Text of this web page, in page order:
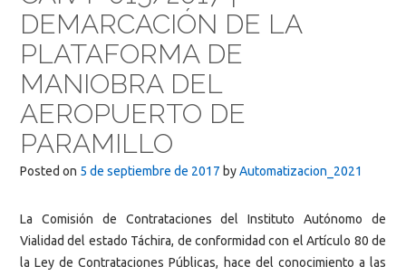
DEMARCACIÓN DE LA
PLATAFORMA DE
MANIOBRA DEL
AEROPUERTO DE
PARAMILLO
Posted on 5 de septiembre de 2017 byAutomatizacion_2021
La Comisión de Contrataciones del Instituto Autónomo de
Vialidad del estado Táchira, de conformidad con el Artículo 80 de
la Ley de Contrataciones Públicas, hace del conocimiento a las